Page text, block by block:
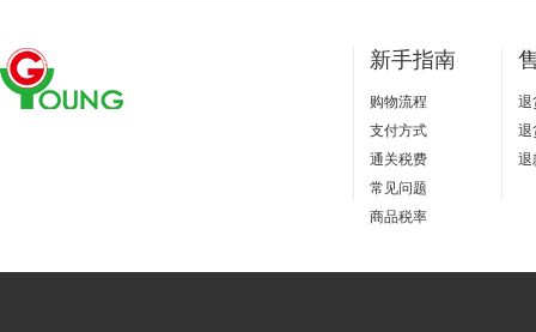
新手指南
购物流程
支付方式
通关税费
常见问题
商品税率
退
退
退